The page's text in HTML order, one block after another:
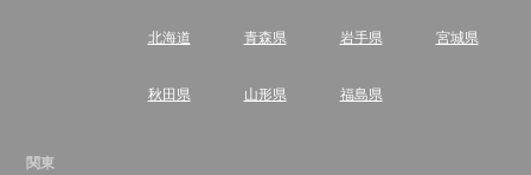
北海道 青森県 岩手県 宮城県
秋田県 山形県 福島県
関東